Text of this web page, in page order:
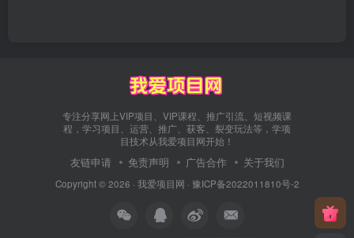
专注分享网上VIP项目、VIP课程、推广引流、短视频课
程，学习项目、运营、推广、获客、裂变玩法等，学项
目技术从我爱项目网开始！
友链申请 免责声明 广告合作 关于我们
Copyright © 2026 · 我爱项目网 · 豫ICP备2022011810号-2